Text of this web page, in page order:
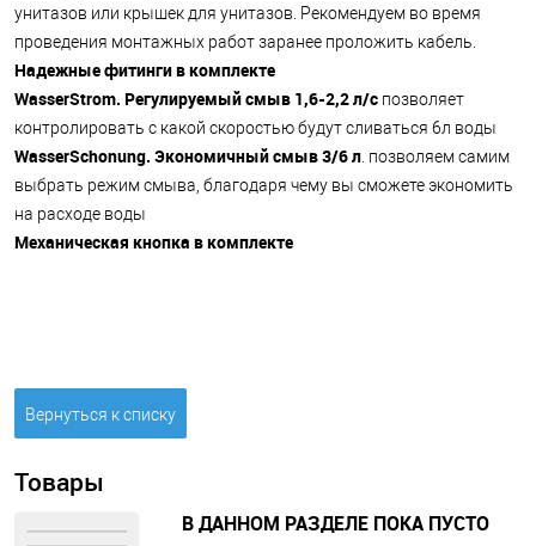
унитазов или крышек для унитазов. Рекомендуем во время
проведения монтажных работ заранее проложить кабель.
Надежные фитинги в комплекте
WasserStrom. Регулируемый смыв 1,6-2,2 л/с позволяет
контролировать с какой скоростью будут сливаться 6л воды
WasserSchonung. Экономичный смыв 3/6 л . позволяем самим
выбрать режим смыва, благодаря чему вы сможете экономить
на расходе воды
Механическая кнопка в комплекте
Вернуться к списку
Товары
В ДАННОМ РАЗДЕЛЕ ПОКА ПУСТО